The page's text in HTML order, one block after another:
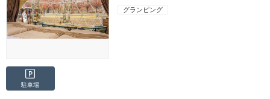
グランピング
駐車場